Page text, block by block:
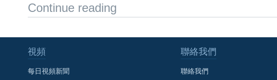
Continue reading
視頻
每日視頻新聞
聯絡我們
聯絡我們